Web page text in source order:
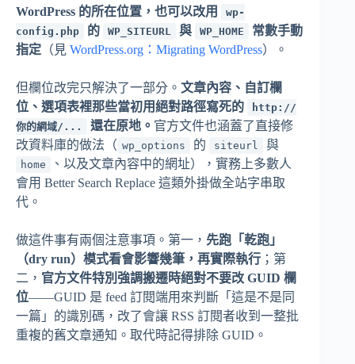
WordPress 的所在位置，也可以改用
wp-
config.php
的 WP_SITEURL 與 WP_HOME
常數手動
指定 （見 WordPress.org：Migrating WordPress）。
但欄位改完只解決了一部分。 文章內容、自訂欄
位、選項表裡那些當初用絕對路徑寫死的
http://
你的網域/...
還在原地。 官方文件也涵蓋了直接修
改資料庫的做法（ wp_options 的 siteurl 與
home
、以及文章內容中的網址），實務上多數人
會用 Better Search Replace 這類外掛做全站字串取
代。
做這件事有兩個注意事項。第一， 先跑「乾跑」
（dry run）模式看會影響幾筆，再實際執行 ；第
二， 官方文件特別強調搬遷時絕對不要改 GUID 欄
位——GUID 是 feed 訂閱端用來判斷「這是不是同
一篇」的識別碼，改了會讓 RSS 訂閱者收到一整批
重複的舊文章通知。取代時記得排除 GUID。